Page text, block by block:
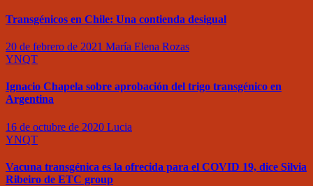
Transgénicos en Chile: Una contienda desigual
20 de febrero de 2021 María Elena Rozas
YNQT
Ignacio Chapela sobre aprobación del trigo transgénico en
Argentina
16 de octubre de 2020 Lucia
YNQT
Vacuna transgénica es la ofrecida para el COVID 19, dice Silvia
Ribeiro de ETC group